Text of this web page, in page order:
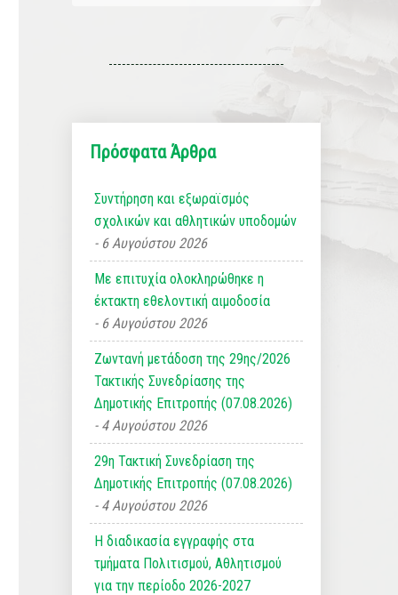
Πρόσφατα Άρθρα
Συντήρηση και εξωραϊσμός
σχολικών και αθλητικών υποδομών
6 Αυγούστου 2026
Με επιτυχία ολοκληρώθηκε η
έκτακτη εθελοντική αιμοδοσία
6 Αυγούστου 2026
Ζωντανή μετάδοση της 29ης/2026
Τακτικής Συνεδρίασης της
Δημοτικής Επιτροπής (07.08.2026)
4 Αυγούστου 2026
29η Τακτική Συνεδρίαση της
Δημοτικής Επιτροπής (07.08.2026)
4 Αυγούστου 2026
Η διαδικασία εγγραφής στα
τμήματα Πολιτισμού, Αθλητισμού
για την περίοδο 2026-2027